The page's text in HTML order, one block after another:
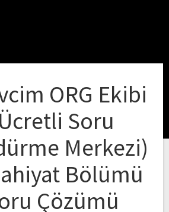
ORG Ekibi
Soru
Merkezi)
Bölümü
Çözümü